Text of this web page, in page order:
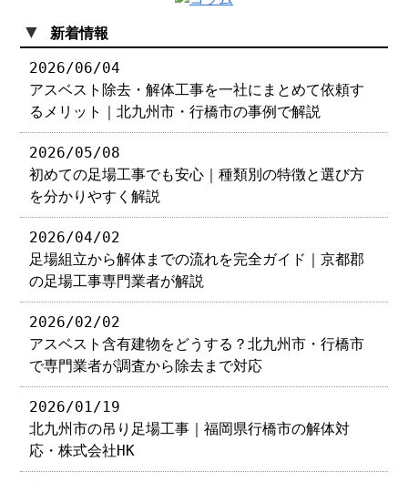
▼ 新着情報
2026/06/04
アスベスト除去・解体工事を一社にまとめて依頼す
るメリット｜北九州市・行橋市の事例で解説
2026/05/08
初めての足場工事でも安心｜種類別の特徴と選び方
を分かりやすく解説
2026/04/02
足場組立から解体までの流れを完全ガイド｜京都郡
の足場工事専門業者が解説
2026/02/02
アスベスト含有建物をどうする？北九州市・行橋市
で専門業者が調査から除去まで対応
2026/01/19
北九州市の吊り足場工事｜福岡県行橋市の解体対
応・株式会社HK